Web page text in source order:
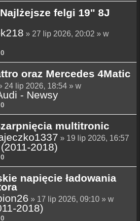
felgi 19" 8J
» 27 lip 2026, 20:02 » w
0
oraz Mercedes 4Matic
24 lip 2026, 18:54 » w
- Newsy
0
multitronic
» 19 lip 2026, 16:57
2018)
0
napięcie ładowania
» 17 lip 2026, 09:10 » w
2018)
0